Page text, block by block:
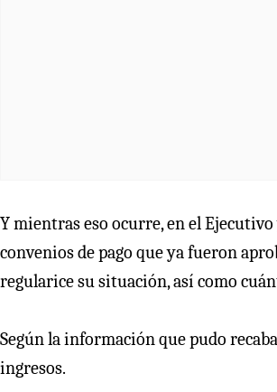
Y mientras eso ocurre, en el
convenios de pago que ya fueron
regularice su situación, así como
Según la información que pudo
ingresos.